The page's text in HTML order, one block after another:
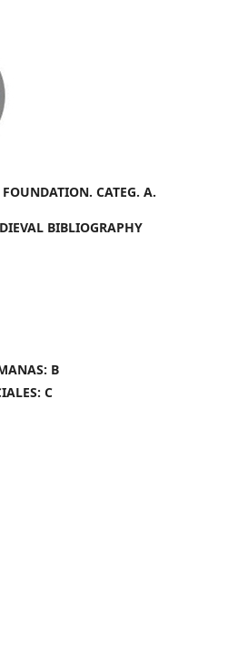
CATEG. A.
BIBLIOGRAPHY
B
C